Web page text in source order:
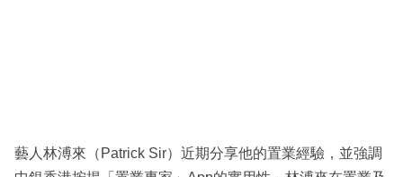
區
藝人林溥來（Patrick Sir）近期分享他的置業經驗，並強調